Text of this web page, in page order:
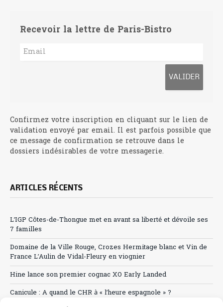
Recevoir la lettre de Paris-Bistro
Confirmez votre inscription en cliquant sur le lien de
validation envoyé par email. Il est parfois possible que
ce message de confirmation se retrouve dans le
dossiers indésirables de votre messagerie.
ARTICLES RÉCENTS
L’IGP Côtes-de-Thongue met en avant sa liberté et dévoile ses
7 familles
Domaine de la Ville Rouge, Crozes Hermitage blanc et Vin de
France L’Aulin de Vidal-Fleury en viognier
Hine lance son premier cognac XO Early Landed
Canicule : A quand le CHR à « l’heure espagnole » ?